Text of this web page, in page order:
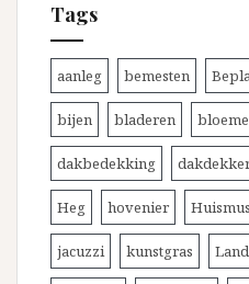
Tags
aanleg bemesten
bijen bladeren
dakbedekking
Heg hovenier Huismus
jacuzzi kunstgras